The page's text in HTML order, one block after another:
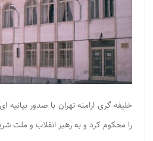
خلیفه گری ارامنه تهران با صدور
را محکوم کرد و به رهبر انقلاب و ملت